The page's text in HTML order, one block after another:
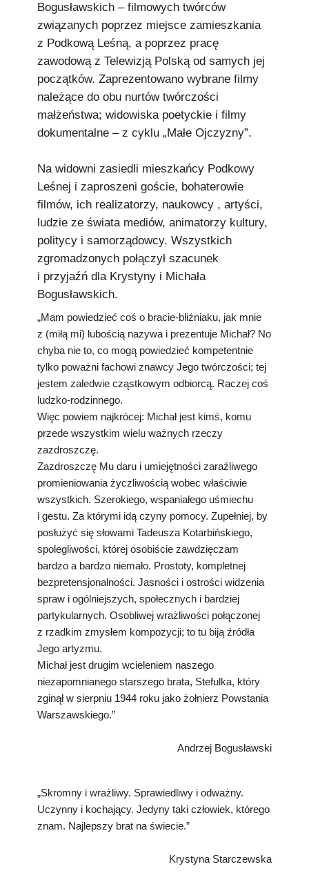
Bogusławskich – filmowych twórców
związanych poprzez miejsce zamieszkania
z Podkową Leśną, a poprzez pracę
zawodową z Telewizją Polską od samych jej
początków. Zaprezentowano wybrane filmy
należące do obu nurtów twórczości
małżeństwa; widowiska poetyckie i filmy
dokumentalne – z cyklu „Małe Ojczyzny”.
Na widowni zasiedli mieszkańcy Podkowy
Leśnej i zaproszeni goście, bohaterowie
filmów, ich realizatorzy, naukowcy , artyści,
ludzie ze świata mediów, animatorzy kultury,
politycy i samorządowcy. Wszystkich
zgromadzonych połączył szacunek
i przyjaźń dla Krystyny i Michała
Bogusławskich.
„Mam powiedzieć coś o bracie-bliźniaku, jak mnie
z (miłą mi) lubością nazywa i prezentuje Michał? No
chyba nie to, co mogą powiedzieć kompetentnie
tylko poważni fachowi znawcy Jego twórczości; tej
jestem zaledwie cząstkowym odbiorcą. Raczej coś
ludzko-rodzinnego.
Więc powiem najkrócej: Michał jest kimś, komu
przede wszystkim wielu ważnych rzeczy
zazdroszczę.
Zazdroszczę Mu daru i umiejętności zaraźliwego
promieniowania życzliwością wobec właściwie
wszystkich. Szerokiego, wspaniałego uśmiechu
i gestu. Za którymi idą czyny pomocy. Zupełniej, by
posłużyć się słowami Tadeusza Kotarbińskiego,
spolegliwości, której osobiście zawdzięczam
bardzo a bardzo niemało. Prostoty, kompletnej
bezpretensjonalności. Jasności i ostrości widzenia
spraw i ogólniejszych, społecznych i bardziej
partykularnych. Osobliwej wrażliwości połączonej
z rzadkim zmysłem kompozycji; to tu biją źródła
Jego artyzmu.
Michał jest drugim wcieleniem naszego
niezapomnianego starszego brata, Stefulka, który
zginął w sierpniu 1944 roku jako żołnierz Powstania
Warszawskiego.”
Andrzej Bogusławski
„Skromny i wrażliwy. Sprawiedliwy i odważny.
Uczynny i kochający. Jedyny taki człowiek, którego
znam. Najlepszy brat na świecie.”
Krystyna Starczewska